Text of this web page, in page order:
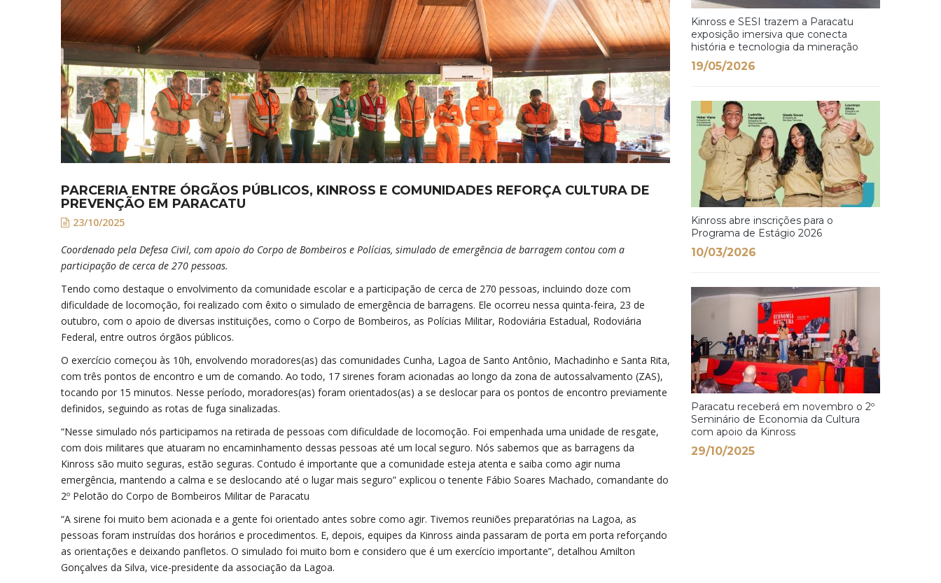
PARCERIA ENTRE ÓRGÃOS PÚBLICOS, KINROSS E COMUNIDADES REFORÇA CULTURA DE
PREVENÇÃO EM PARACATU
23/10/2025
Coordenado pela Defesa Civil, com apoio do Corpo de Bombeiros e Polícias, simulado de emergência de barragem contou com a
participação de cerca de 270 pessoas.
Tendo como destaque o envolvimento da comunidade escolar e a participação de cerca de 270 pessoas, incluindo doze com
dificuldade de locomoção, foi realizado com êxito o simulado de emergência de barragens. Ele ocorreu nessa quinta-feira, 23 de
outubro, com o apoio de diversas instituições, como o Corpo de Bombeiros, as Polícias Militar, Rodoviária Estadual, Rodoviária
Federal, entre outros órgãos públicos.
O exercício começou às 10h, envolvendo moradores(as) das comunidades Cunha, Lagoa de Santo Antônio, Machadinho e Santa Rita,
com três pontos de encontro e um de comando. Ao todo, 17 sirenes foram acionadas ao longo da zona de autossalvamento (ZAS),
tocando por 15 minutos. Nesse período, moradores(as) foram orientados(as) a se deslocar para os pontos de encontro previamente
definidos, seguindo as rotas de fuga sinalizadas.
“Nesse simulado nós participamos na retirada de pessoas com dificuldade de locomoção. Foi empenhada uma unidade de resgate,
com dois militares que atuaram no encaminhamento dessas pessoas até um local seguro. Nós sabemos que as barragens da
Kinross são muito seguras, estão seguras. Contudo é importante que a comunidade esteja atenta e saiba como agir numa
emergência, mantendo a calma e se deslocando até o lugar mais seguro” explicou o tenente Fábio Soares Machado, comandante do
2º Pelotão do Corpo de Bombeiros Militar de Paracatu
“A sirene foi muito bem acionada e a gente foi orientado antes sobre como agir. Tivemos reuniões preparatórias na Lagoa, as
pessoas foram instruídas dos horários e procedimentos. E, depois, equipes da Kinross ainda passaram de porta em porta reforçando
as orientações e deixando panfletos. O simulado foi muito bom e considero que é um exercício importante”, detalhou Amilton
Gonçalves da Silva, vice-presidente da associação da Lagoa.
Kinross e SESI trazem a Paracatu
exposição imersiva que conecta
história e tecnologia da mineração
19/05/2026
Kinross abre inscrições para o
Programa de Estágio 2026
10/03/2026
Paracatu receberá em novembro o 2º
Seminário de Economia da Cultura
com apoio da Kinross
29/10/2025